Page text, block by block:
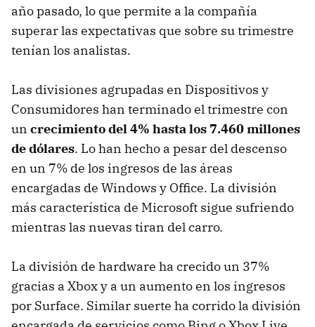
año pasado, lo que permite a la compañía
superar las expectativas que sobre su trimestre
tenían los analistas.
Las divisiones agrupadas en Dispositivos y
Consumidores han terminado el trimestre con
un crecimiento del 4% hasta los 7.460 millones
de dólares. Lo han hecho a pesar del descenso
en un 7% de los ingresos de las áreas
encargadas de Windows y Office. La división
más característica de Microsoft sigue sufriendo
mientras las nuevas tiran del carro.
La división de hardware ha crecido un 37%
gracias a Xbox y a un aumento en los ingresos
por Surface. Similar suerte ha corrido la división